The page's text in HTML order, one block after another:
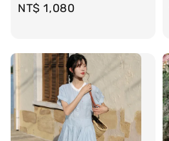
Regular
NT$ 1,080